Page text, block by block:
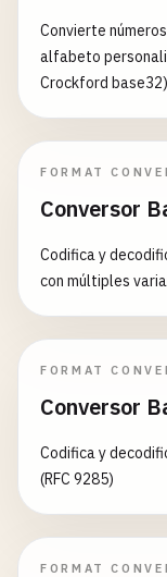
Convierte
alfabeto
Crockford
FORMAT
Conversor
Codifica y
con múltiples
FORMAT
Conversor
Codifica y
(RFC 9285)
FORMAT